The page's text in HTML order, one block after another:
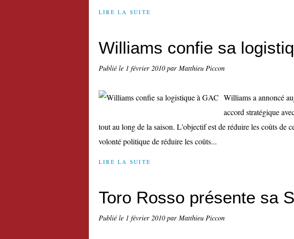
LIRE LA SUITE
Williams confie sa
Publié le 1 février 2010par Matthieu Piccon
Williams a annoncé
accord stratégique
tout au long de la saison. L'objectif est de réduire les coûts de
volonté politique de réduire les coûts...
LIRE LA SUITE
Toro Rosso présente sa
Publié le 1 février 2010par Matthieu Piccon